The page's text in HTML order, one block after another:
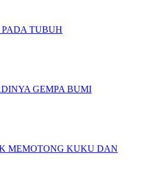
TUBUH
GEMPA BUMI
MEMOTONG KUKU DAN